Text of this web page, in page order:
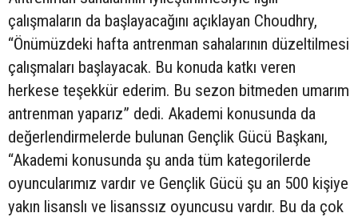
çalışmaların da başlayacağını açıklayan Choudhry,
“Önümüzdeki hafta antrenman sahalarının düzeltilmesi
çalışmaları başlayacak. Bu konuda katkı veren
herkese teşekkür ederim. Bu sezon bitmeden umarım
antrenman yaparız” dedi. Akademi konusunda da
değerlendirmelerde bulunan Gençlik Gücü Başkanı,
“Akademi konusunda şu anda tüm kategorilerde
oyuncularımız vardır ve Gençlik Gücü şu an 500 kişiye
yakın lisanslı ve lisanssız oyuncusu vardır. Bu da çok